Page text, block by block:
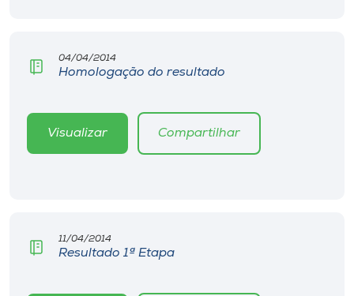
04/04/2014
Homologação do resultado
Visualizar Compartilhar
11/04/2014
Resultado 1ª Etapa